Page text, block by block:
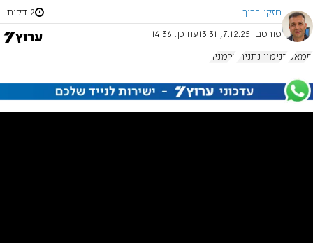
חזקי ברוך 2 דקות
פורסם: 7.12.25, 13:31 עודכן: 14:36
חמאס בנימין נתניהו גרמניה